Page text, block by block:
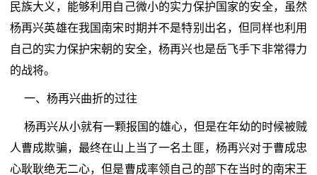
民族大义，能够利用自己微小的实力保护国家的安全，虽然
杨再兴英雄在我国南宋时期并不是特别出名，但同样也利用
自己的实力保护宋朝的安全，杨再兴也是岳飞手下非常得力
的战将。
一、杨再兴曲折的过往
杨再兴从小就有一颗报国的雄心，但是在年幼的时候被贼
人曹成欺骗，最终在山上当了一名土匪，杨再兴对于曹成忠
心耿耿绝无二心，但是曹成率领自己的部下在当时的南宋王